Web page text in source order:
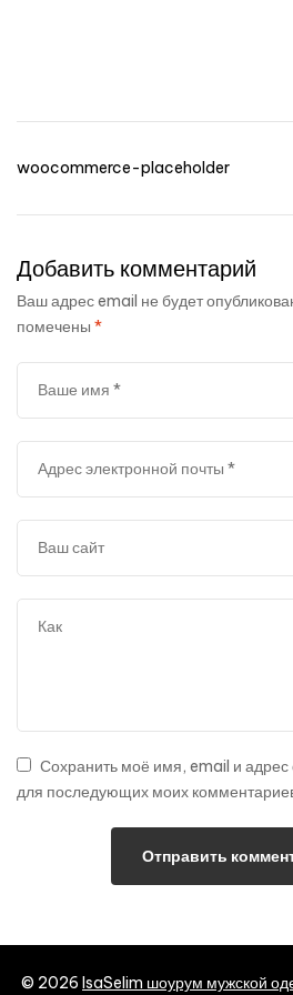
Навигация
по
записям
woocommerce-placeholder
Добавить комментарий
Ваш адрес email не будет
помечены *
Сохранить моё имя, email и адрес
для последующих моих
© 2026 IsaSelim шоурум мужской